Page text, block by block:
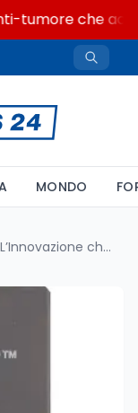
tumore che
MONDO
Intel i386: L’Innovazione che Rivoluzionò il Mondo del Personal Computer